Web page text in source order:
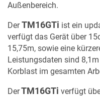
Außenbereich.
DerTM16GTi ist ein
verfügt das Gerät über
15,75m, sowie eine
Leistungsdaten sind
Korblast im gesamten
DerTM16GTi verfügt